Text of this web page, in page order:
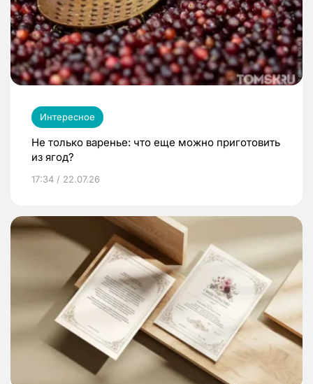
Интересное
Не только варенье: что еще можно приготовить
из ягод?
17:34 / 22.07.26